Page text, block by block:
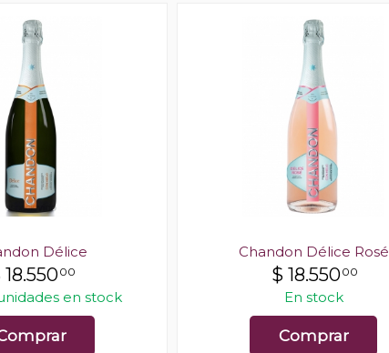
Délice
18.55000
en stock
Chandon Délice Rosé
$ 18.55000
En stock
Comprar